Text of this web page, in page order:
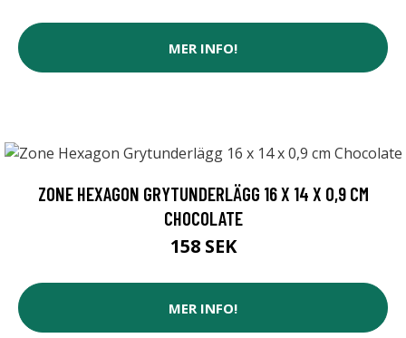
MER INFO!
ZONE HEXAGON GRYTUNDERLÄGG 16 X 14 X 0,9 CM
CHOCOLATE
158 SEK
MER INFO!